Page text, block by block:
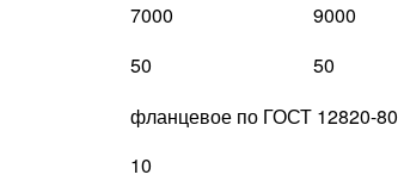
7000 9000
50 50
фланцевое по ГОСТ 12820-80
10